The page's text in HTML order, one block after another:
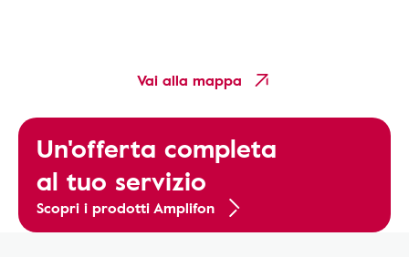
Vai alla mappa
Un'offerta completa
al tuo servizio
Scopri i prodotti Amplifon